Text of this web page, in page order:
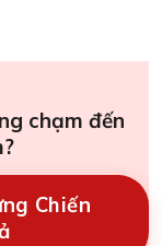
chạm đến
Chiến